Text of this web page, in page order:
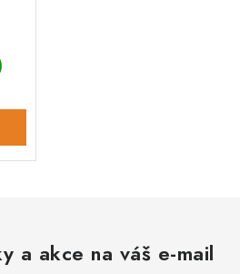
a akce na váš e-mail